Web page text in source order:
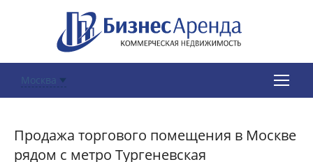
Москва
Продажа торгового помещения в Москве
рядом с метро Тургеневская